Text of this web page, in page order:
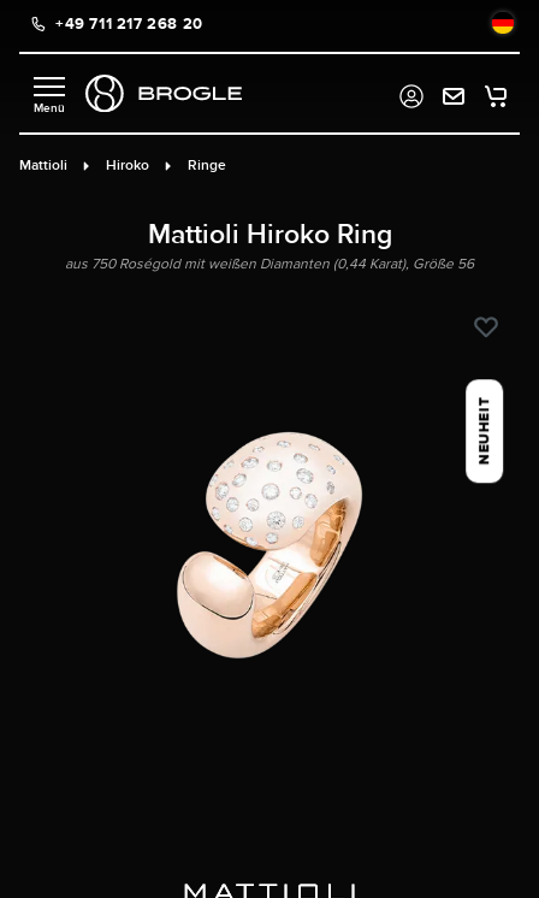
springen
+49 711 217 268 20
Mattioli Hiroko Ringe
Mattioli Hiroko Ring
aus 750 Roségold mit weißen Diamanten (0,44 Karat), Größe 56
NEUHEIT